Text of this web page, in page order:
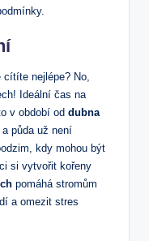
nejlépe? No,
Ideální čas na
v období od dubna
půda už není
kdy mohou být
si vytvořit kořeny
pomáhá stromům
a omezit stres